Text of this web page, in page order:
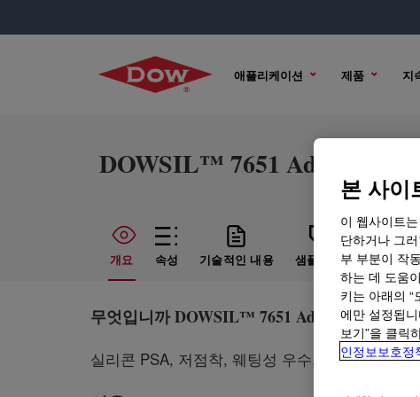
애플리케이션 제품 지
DOWSIL™ 7651 Adhesive
개요 속성 기술적인 내용 샘플 옵션 구매 옵션
무엇입니까DOWSIL™ 7651 Adhesive?
실리콘 PSA, 저점착, 웨팅성 우수, 안정적인 점착
본 사이
이 웹사이트
단하거나 그
부 부분이 작
하는 데 도움
키는 아래의
에만 설정됩
보기”을 클릭
인정보보호정